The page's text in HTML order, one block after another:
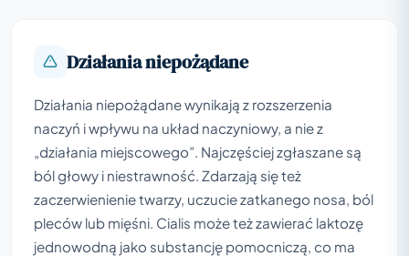
Działania niepożądane
Działania niepożądane wynikają z rozszerzenia
naczyń i wpływu na układ naczyniowy, a nie z
„działania miejscowego”. Najczęściej zgłaszane są
ból głowy i niestrawność. Zdarzają się też
zaczerwienienie twarzy, uczucie zatkanego nosa, ból
pleców lub mięśni. Cialis może też zawierać laktozę
jednowodną jako substancję pomocniczą, co ma